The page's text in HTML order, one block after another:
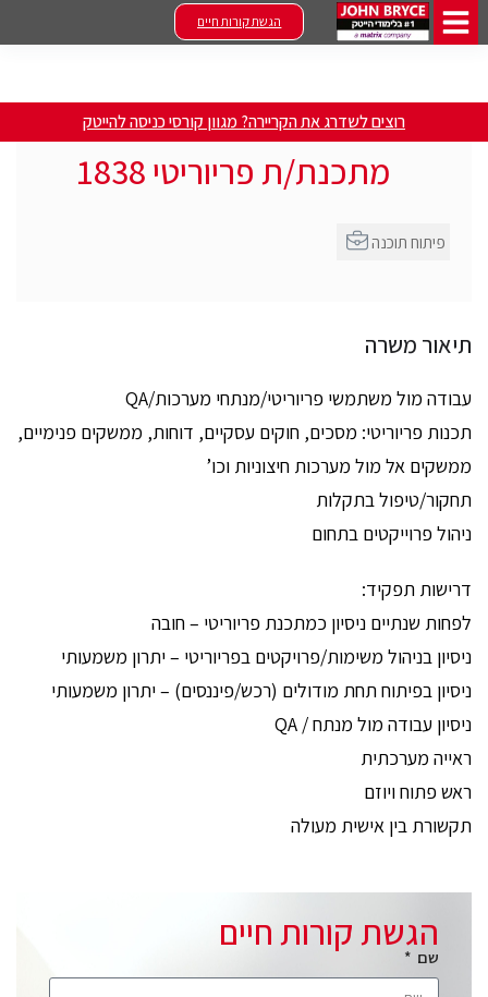
הגשת קורות חיים
רוצים לשדרג את הקריירה? מגוון קורסי כניסה להייטק
מתכנת/ת פריוריטי 1838
תיאור משרה
עבודה מול משתמשי פריוריטי/מנתחי מערכות/QA
תכנות פריוריטי: מסכים, חוקים עסקיים, דוחות, ממשקים פנימיים,
ממשקים אל מול מערכות חיצוניות וכו’
תחקור/טיפול בתקלות
ניהול פרוייקטים בתחום
דרישות תפקיד:
לפחות שנתיים ניסיון כמתכנת פריוריטי – חובה
ניסיון בניהול משימות/פרויקטים בפריוריטי – יתרון משמעותי
ניסיון בפיתוח תחת מודולים (רכש/פיננסים) – יתרון משמעותי
ניסיון עבודה מול מנתח / QA
ראייה מערכתית
ראש פתוח ויוזם
תקשורת בין אישית מעולה
הגשת קורות חיים
שם